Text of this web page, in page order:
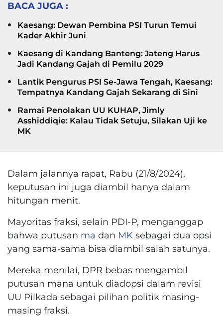
BACA JUGA :
Kaesang: Dewan Pembina PSI Turun Temui
Kader Akhir Juni
Kaesang di Kandang Banteng: Jateng Harus
Jadi Kandang Gajah di Pemilu 2029
Lantik Pengurus PSI Se-Jawa Tengah, Kaesang:
Tempatnya Kandang Gajah Sekarang di Sini
Ramai Penolakan UU KUHAP, Jimly
Asshiddiqie: Kalau Tidak Setuju, Silakan Uji ke
MK
Dalam jalannya rapat, Rabu (21/8/2024),
keputusan ini juga diambil hanya dalam
hitungan menit.
Mayoritas fraksi, selain PDI-P, menganggap
bahwa putusan ma dan MK sebagai dua opsi
yang sama-sama bisa diambil salah satunya.
Mereka menilai, DPR bebas mengambil
putusan mana untuk diadopsi dalam revisi
UU Pilkada sebagai pilihan politik masing-
masing fraksi.